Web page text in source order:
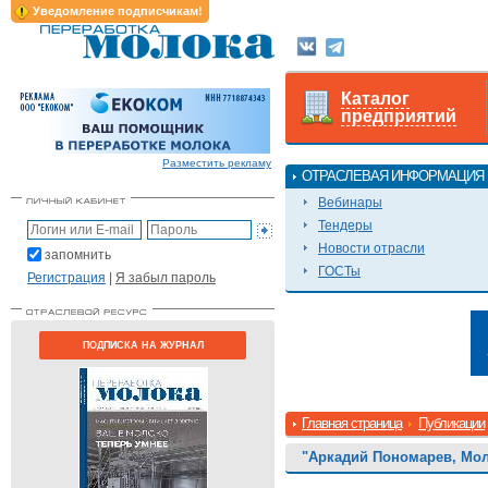
Уведомление подписчикам!
Разместить рекламу
запомнить
Регистрация | Я забыл пароль
ПОДПИСКА НА ЖУРНАЛ
Каталог
предприятий
ОТРАСЛЕВАЯ ИНФОРМАЦИЯ
Вебинары
Тендеры
Новости отрасли
ГОСТы
Главная страница Публикации
"Аркадий Пономарев,